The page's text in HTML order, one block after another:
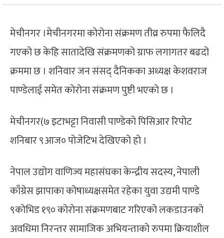
मेचीनगर ।मेचीनगरमा कोरोना संक्रमण तीव्र रुपमा फैलिदै
गएको छ केहि सातादेखि संक्रमणको ग्राफ लगागतर बढदो
क्रममा छ । शनिवार जन संसद् दैनिकका अध्यक्ष केशवराज
पाण्डेलाई समेत कोरोना संक्रमण पुष्टी भएको छ ।
मेचीनगर(७ इटाभट्टा निवासी पाण्डेको पिसिआर रिपोट
शनिबार ९आज० पोजेटिभ देखिएको हो ।
नेपाल उद्योग वाणिज्य महासंघका केन्द्रीय सदस्य, नेपाली
काँग्रेस झापाका कोषाध्यक्षसमेत रहेका युवा उद्यमी पाण्डे
९कोभिड १९० कोरोना संक्रमणबाट गरिएको लकडाउनको
अवधिमा निरन्तर सामाजिक अभियन्ताको रुपमा क्रियाशील